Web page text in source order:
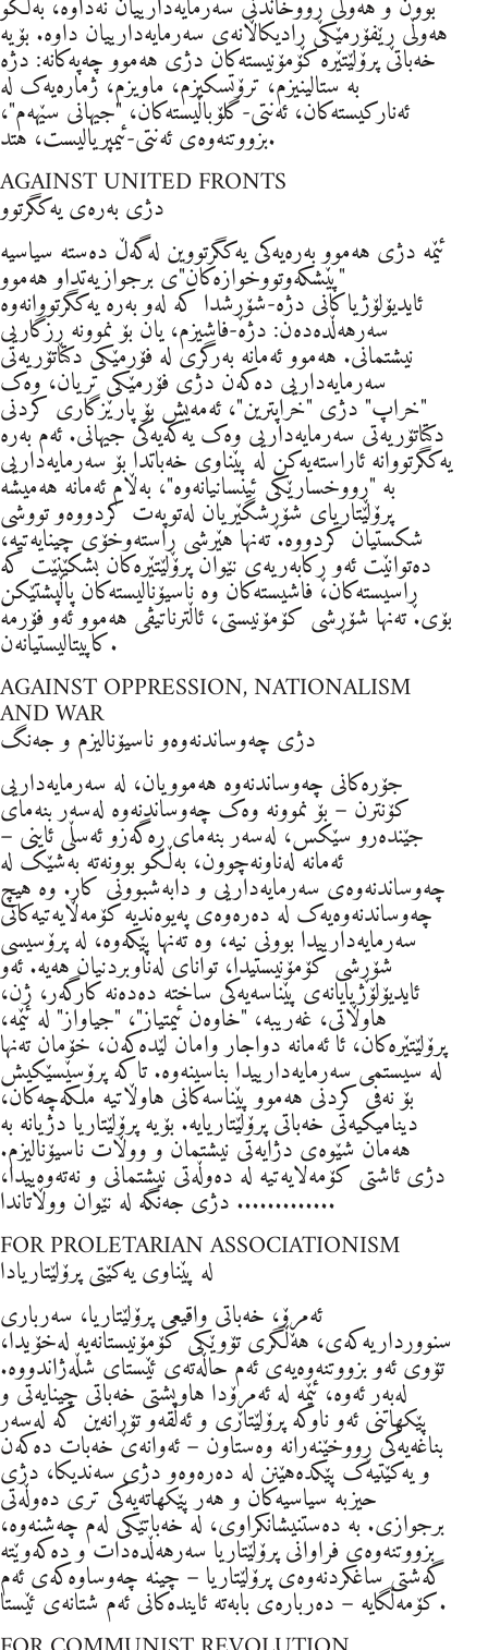
هەوڵی ڕێفۆرمێکی ڕادیکاڵانەی سەرمایەدارییان داوە. بۆیە
خەباتی پرۆلێتێرە کۆمۆنیستەکان دژی هەموو چەپەکانە: دژە
بە ستالینیزم، ترۆتسکیزم، ماویزم، ژمارەیەک لە
ئەنارکیستەکان، ئەنتی-گلۆباڵیستەکان، "جیهانی سێهەم"،
بزووتنەوەی ئەنتی-ئیمپریالیست، هتد.
AGAINST UNITED FRONTS
دژی بەرەی یەکگرتوو
ئێمە دژی هەموو بەرەیەکی یەکگرتووین لەگەڵ دەستە سیاسیە
"پێشکەوتووخوازەکان"ی برجوازیەتداو هەموو
ئایدیۆلۆژیاکانی دژە-شۆڕشدا کە لەو بەرە یەکگرتووانەوە
سەرهەڵدەدەن: دژە-فاشیزم، یان بۆ نموونە ڕزگاریی
نیشتمانی. هەموو ئەمانە بەرگری لە فۆرمێکی دکتاتۆریەتی
سەرمایەداریی دەکەن دژی فۆرمێکی تریان، وەک
"خراپ" دژی "خراپترین"، ئەمەیش بۆ پارێزگاری کردنی
دکتاتۆریەتی سەرمایەداریی وەک یەکەیەکی جیهانی. ئەم بەرە
یەکگرتووانە ئاراستەیەکن لە پێناوی خەباتدا بۆ سەرمایەداریی
بە "ڕووخسارێکی ئینسانیانەوە"، بەڵام ئەمانە هەمیشە
پرۆلێتاریای شۆڕشگێریان لەتوپەت کردووەو تووشی
شکستیان کردووە. تەنها هێرشی ڕاستەوخۆی چینایەتیە،
دەتوانێت ئەو ڕکابەریەی نێوان پرۆلێتێرەکان بشکێنێت کە
ڕاسیستەکان، فاشیستەکان وە ناسیۆنالیستەکان پاڵپشتێکن
بۆی. تەنها شۆڕشی کۆمۆنیستی، ئاڵترناتیڤی هەموو ئەو فۆرمە
کاپیتالیستیانەن.
AGAINST OPPRESSION, NATIONALISM
AND WAR
دژی چەوساندنەوەو ناسیۆنالیزم و جەنگ
جۆرەکانی چەوساندنەوە هەموویان، لە سەرمایەداریی
کۆنترن – بۆ نموونە وەک چەوساندنەوە لەسەر بنەمای
جێندەرو سێکس، لەسەر بنەمای ڕەگەزو ئەسڵی ئاینی –
ئەمانە لەناونەچوون، بەڵکو بوونەتە بەشێک لە
چەوساندنەوەی سەرمایەداریی و دابەشبوونی کار. وە هیچ
چەوساندنەوەیەک لە دەرەوەی پەیوەندیە کۆمەڵایەتیەکانی
سەرمایەدارییدا بوونی نیە، وە تەنها پێکەوە، لە پرۆسیسی
شۆڕشی کۆمۆنیستیدا، توانای لەناوبردنیان هەیە. ئەو
ئایدیۆلۆژیایانەی پێناسەیەکی ساختە دەدەنە کارگەر، ژن،
هاوڵاتی، غەریبە، "خاوەن ئیمتیاز"، "جیاواز" لە ئێمە،
پرۆلێتێرەکان، ئا ئەمانە دواجار وامان لێدەکەن، خۆمان تەنها
لە سیستمی سەرمایەدارییدا بناسینەوە. تاکە پرۆسێسێکیش
بۆ نەفی کردنی هەموو پێناسەکانی هاوڵاتیە ملکەچەکان،
دینامیکیەتی خەباتی پرۆلێتاریایە. بۆیە پرۆلێتاریا دژیانە بە
هەمان شێوەی دژایەتی نیشتمان و ووڵات ناسیۆنالیزم.
دژی ئاشتی کۆمەلایەتیە لە دەوڵەتی نیشتمانی و نەتەوەییدا،
دژی جەنگە لە نێوان ووڵاتاندا .............
FOR PROLETARIAN ASSOCIATIONISM
لە پێناوی یەکێتی پرۆلێتاریادا
ئەمڕۆ، خەباتی واقیعی پرۆلێتاریا، سەرباری
سنوورداریەکەی، هەڵگری تۆوێکی کۆمۆنیستانەیە لەخۆیدا،
تۆوی ئەو بزووتنەوەیەی ئەم حاڵەتەی ئێستای شڵەژاندووە.
لەبەر ئەوە، ئێمە لە ئەمڕۆدا هاوپشتی خەباتی چینایەتی و
پێکهاتنی ئەو ناوکە پرۆلێتاری و ئەڵقەو تۆڕانەین کە لەسەر
بناغەیەکی ڕووخێنەرانە وەستاون – ئەوانەی خەبات دەکەن
و یەکێتیەک پێکدەهێنن لە دەرەوەو دژی سەندیکا، دژی
حیزبە سیاسیەکان و هەر پێکهاتەیەکی تری دەوڵەتی
برجوازی. بە دەستنیشانکراوی، لە خەباتێکی لەم چەشنەوە،
بزووتنەوەی فراوانی پرۆلێتاریا سەرهەڵدەدات و دەکەوێتە
گەشتی ساغکردنەوەی پرۆلێتاریا – چینە چەوساوەکەی ئەم
کۆمەڵگایە – دەربارەی بابەتە ئایندەکانی ئەم شتانەی ئێستا.